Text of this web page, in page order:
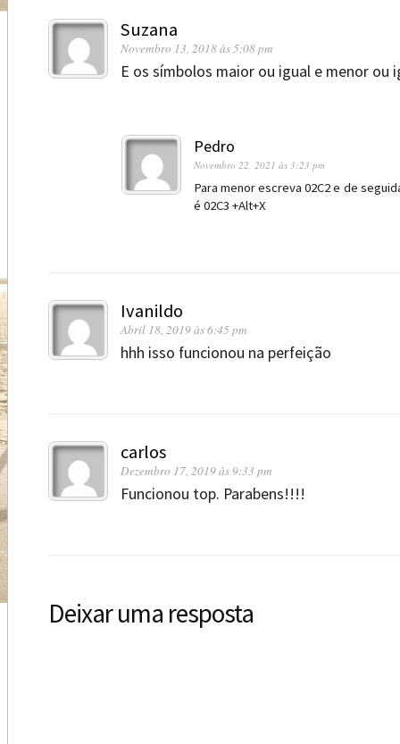
Suzana
Novembro 13, 2018 às 5:08 pm
E os símbolos maior ou igual e menor ou
Pedro
Novembro 22, 2021 às 3:23 pm
Para menor escreva 02C2 e de
é 02C3 +Alt+X
Ivanildo
Abril 18, 2019 às 6:45 pm
hhh isso funcionou na perfeição
carlos
Dezembro 17, 2019 às 9:33 pm
Funcionou top. Parabens!!!!
Deixar uma resposta